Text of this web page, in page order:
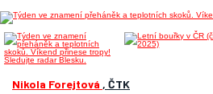
Nikola Forejtová , ČTK